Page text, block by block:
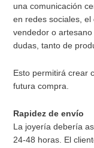
una comunicación
en redes sociales, el
vendedor o
dudas, tanto de
Esto permitirá crear
futura compra.
Rapidez de envío
La joyería debería
24-48 horas. El